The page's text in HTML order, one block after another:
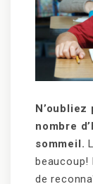
N’oubliez
nombre
sommeil.
de